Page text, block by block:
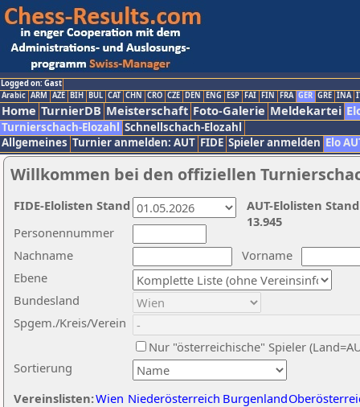
Logged on: Gast
Arabic ARM AZE BIH BUL CAT CHN CRO CZE DEN ENG ESP FAI FIN FRA GER GRE INA
Home TurnierDB Meisterschaft Foto-Galerie Meldekartei
Turnierschach-Elozahl Schnellschach-Elozahl
Allgemeines Turnier anmelden: AUT FIDE Spieler anmelden Elo
Willkommen bei den offiziellen
Nachname
Vorname
Ebene
Sortierung
Personennummer
Bundesland
Spgem./Kreis/Verein
Nur "österreichische" Spieler
Vereinslisten:Wien Niederösterreich Burgenland
AUT-Elolisten
13.945
FIDE-Elolisten Stand